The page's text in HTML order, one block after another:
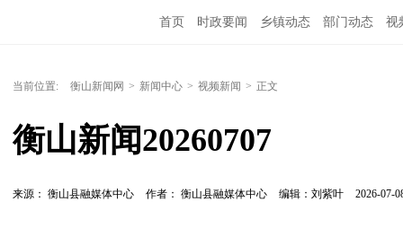
首页 时政要闻 乡镇动态 部门动态 视
当前位置: 衡山新闻网 > 新闻中心 > 视频新闻 > 正文
衡山新闻20260707
来源： 衡山县融媒体中心 作者： 衡山县融媒体中心 编辑：刘紫叶 2026-07-